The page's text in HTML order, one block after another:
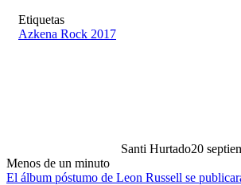
Etiquetas
Azkena Rock 2017
Santi Hurtado20
Menos de un minuto
El álbum póstumo de Leon Russell se